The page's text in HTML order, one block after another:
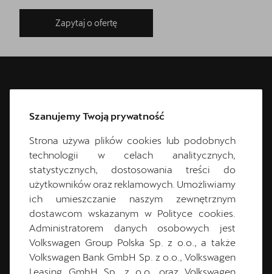
Zapytaj o ofertę
ZAPYTAJ DEALERA O
OFERTĘ
Imię *
Email *
Szanujemy Twoją prywatność
Strona używa plików cookies lub podobnych
technologii w celach analitycznych,
statystycznych, dostosowania treści do
użytkowników oraz reklamowych. Umożliwiamy
ich umieszczanie naszym zewnętrznym
dostawcom wskazanym w Polityce cookies.
Administratorem danych osobowych jest
Volkswagen Group Polska Sp. z o.o., a także
Volkswagen Bank GmbH Sp. z o.o., Volkswagen
Leasing GmbH Sp. z o.o. oraz Volkswagen